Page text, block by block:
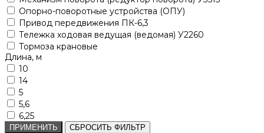
Опорно-поворотные устройства (ОПУ)
Привод передвижения ПК-6,3
Тележка ходовая ведущая (ведомая) У2260
Тормоза крановые
Длина, м
10
14
5
5,6
6,25
ПРИМЕНИТЬ СБРОСИТЬ ФИЛЬТР